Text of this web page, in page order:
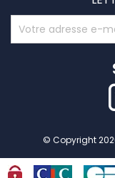
© Copyright